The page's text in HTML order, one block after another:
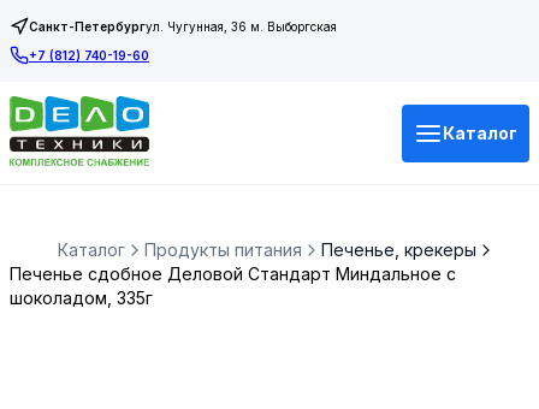
Санкт-Петербургул. Чугунная, 36 м. Выборгская
+7 (812) 740-19-60
Каталог
Каталог Продукты питания
Печенье, крекеры
Печенье сдобное Деловой Стандарт Миндальное с
шоколадом, 335г